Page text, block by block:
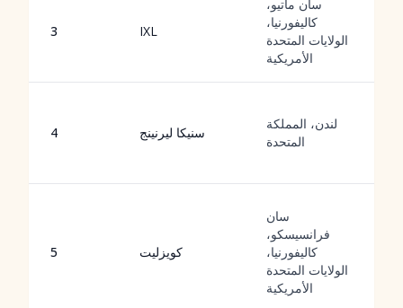
3 IXL
سان ماتيو،
كاليفورنيا،
الولايات المتحدة
الأمريكية
4 سنيكا ليرنينج
لندن، المملكة
المتحدة
5 كويزليت
سان
فرانسيسكو،
كاليفورنيا،
الولايات المتحدة
الأمريكية